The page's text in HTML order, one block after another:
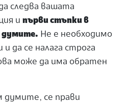
следва вашата
и първи стъпки в
думите. Не е необходимо
да се налага строга
може да има обратен
думите, се прави